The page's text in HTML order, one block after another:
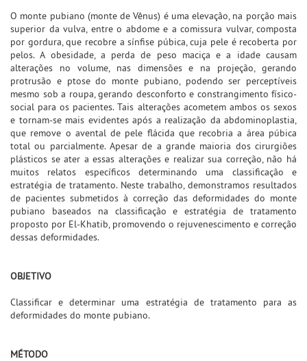
O monte pubiano (monte de Vênus) é uma elevação, na porção mais
superior da vulva, entre o abdome e a comissura vulvar, composta
por gordura, que recobre a sínfise púbica, cuja pele é recoberta por
pelos. A obesidade, a perda de peso maciça e a idade causam
alterações no volume, nas dimensões e na projeção, gerando
protrusão e ptose do monte pubiano, podendo ser perceptíveis
mesmo sob a roupa, gerando desconforto e constrangimento físico-
social para os pacientes. Tais alterações acometem ambos os sexos
e tornam-se mais evidentes após a realização da abdominoplastia,
que remove o avental de pele flácida que recobria a área púbica
total ou parcialmente. Apesar de a grande maioria dos cirurgiões
plásticos se ater a essas alterações e realizar sua correção, não há
muitos relatos específicos determinando uma classificação e
estratégia de tratamento. Neste trabalho, demonstramos resultados
de pacientes submetidos à correção das deformidades do monte
pubiano baseados na classificação e estratégia de tratamento
proposto por El-Khatib, promovendo o rejuvenescimento e correção
dessas deformidades.
OBJETIVO
Classificar e determinar uma estratégia de tratamento para as
deformidades do monte pubiano.
MÉTODO